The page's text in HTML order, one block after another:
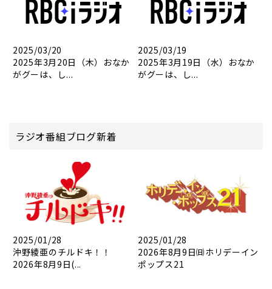
2025/03/20
2025年3月20日（木）おなか
がグーは、し...
2025/03/19
2025年3月19日（水）おなか
がグーは、し...
ラジオ番組ブログ新着
2025/01/28
沖野綾亜のチルドキ！！
2026年8月9日(...
2025/01/28
2026年8月9日㈰ホリデーイン
ポップス21